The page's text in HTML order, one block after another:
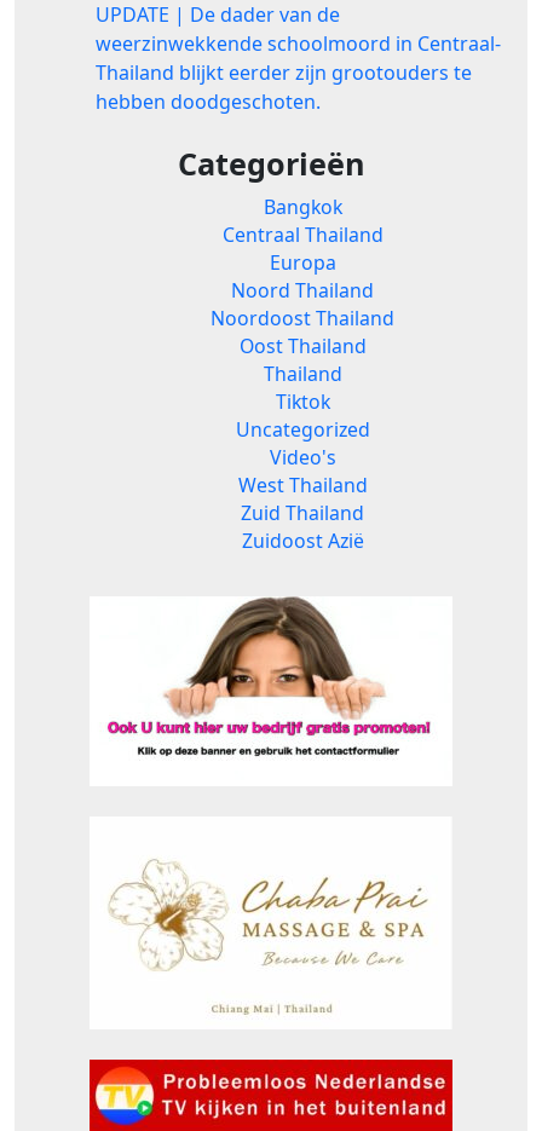
UPDATE | De dader van de
weerzinwekkende schoolmoord in Centraal-
Thailand blijkt eerder zijn grootouders te
hebben doodgeschoten.
Categorieën
Bangkok
Centraal Thailand
Europa
Noord Thailand
Noordoost Thailand
Oost Thailand
Thailand
Tiktok
Uncategorized
Video's
West Thailand
Zuid Thailand
Zuidoost Azië